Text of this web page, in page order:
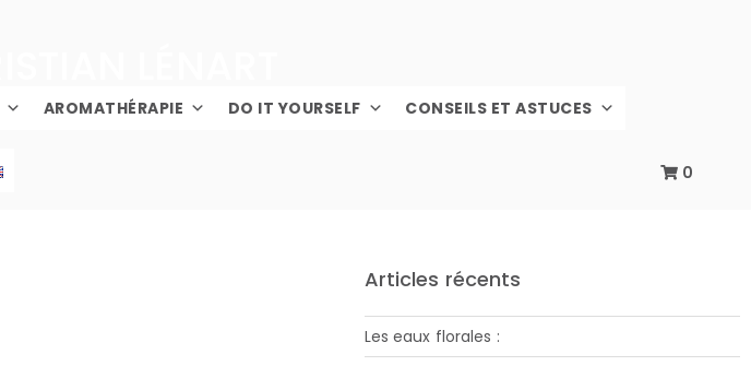
AROMATHÉRAPIE DO IT YOURSELF CONSEILS ET ASTUCES
0
Articles récents
Les eaux florales :